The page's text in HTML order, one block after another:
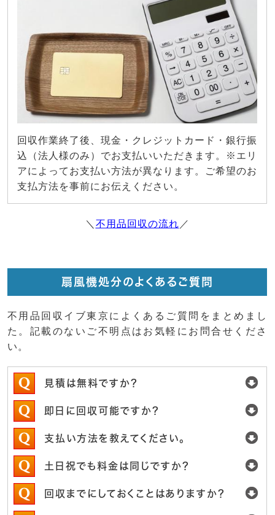
回収作業終了後、現金・クレジットカード・銀行振
込（法人様のみ）でお支払いいただきます。※エリ
アによってお支払い方法が異なります。ご希望のお
支払方法を事前にお伝えください。
＼ 不用品回収の流れ ／
扇風機処分のよくあるご質問
不用品回収イブ東京によくあるご質問をまとめまし
た。記載のないご不明点はお気軽にお問合せくださ
い。
見積は無料ですか？
即日に回収可能ですか？
支払い方法を教えてください。
土日祝でも料金は同じですか？
回収までにしておくことはありますか？